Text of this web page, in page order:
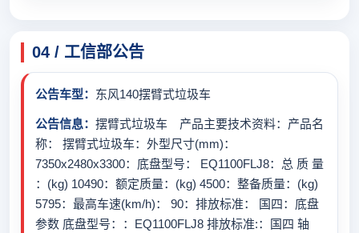
04 / 工信部公告
公告车型： 东风140摆臂式垃圾车
公告信息： 摆臂式垃圾车 产品主要技术资料：产品名
称： 摆臂式垃圾车：外型尺寸(mm)：
7350x2480x3300：底盘型号： EQ1100FLJ8：总 质 量
：(kg) 10490：额定质量：(kg) 4500：整备质量：(kg)
5795：最高车速(km/h)： 90：排放标准： 国四：底盘
参数 底盘型号：：EQ1100FLJ8 排放标准:：国四 轴